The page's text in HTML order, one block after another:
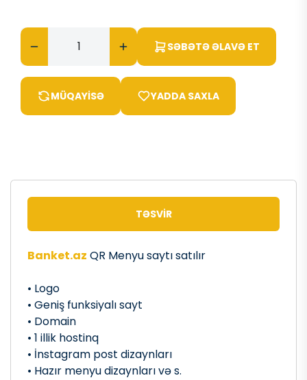
SƏBƏTƏ ƏLAVƏ ET
MÜQAYISƏ YADDA SAXLA
TƏSVIR
Banket.az QR Menyu saytı satılır
• Logo
• Geniş funksiyalı sayt
• Domain
• 1 illik hostinq
• İnstagram post dizaynları
• Hazır menyu dizaynları və s.